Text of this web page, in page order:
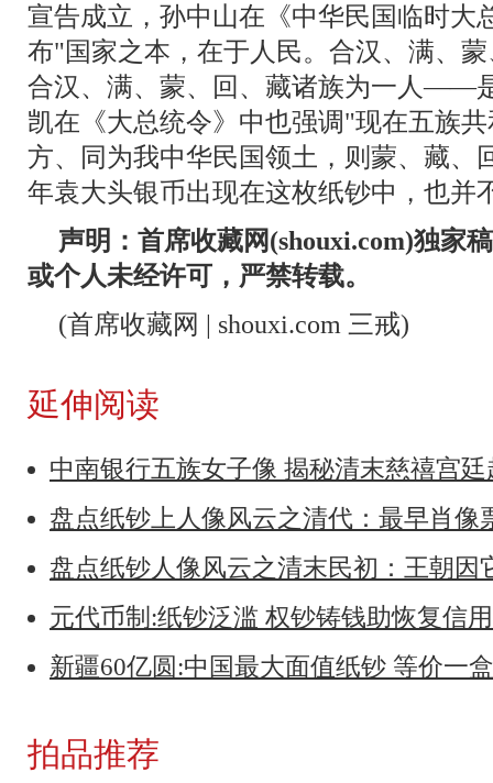
宣告成立，孙中山在《中华民国临时大
布"国家之本，在于人民。合汉、满、
合汉、满、蒙、回、藏诸族为一人——
凯在《大总统令》中也强调"现在五族
方、同为我中华民国领土，则蒙、藏、
年袁大头银币出现在这枚纸钞中，也并
声明：首席收藏网(shouxi.com)独家
或个人未经许可，严禁转载。
(首席收藏网 | shouxi.com 三戒)
延伸阅读
中南银行五族女子像 揭秘清末慈禧宫
盘点纸钞上人像风云之清代：最早肖像
盘点纸钞人像风云之清末民初：王朝因
元代币制:纸钞泛滥 权钞铸钱助恢复信
新疆60亿圆:中国最大面值纸钞 等价一
拍品推荐